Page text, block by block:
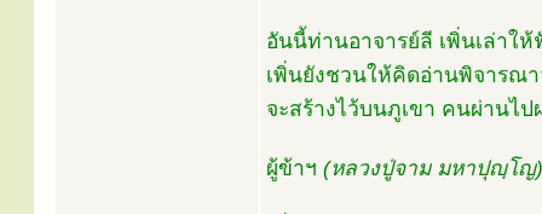
อันนี้ท่านอาจารย์ลี เพิ่นเล่าใ
เพิ่นยังชวนให้คิดอ่านพิจารณา
จะสร้างไว้บนภูเขา คนผ่านไ
ผู้ข้าฯ (หลวงปู่จาม มหาปุญฺโญ)